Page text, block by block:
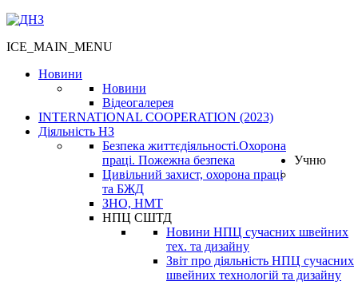
ICE_MAIN_MENU
Новини
Новини
Відеогалерея
INTERNATIONAL COOPERATION (2023)
Діяльність НЗ
Безпека життєдіяльності.Охорона
праці. Пожежна безпека
Цивільний захист, охорона праці
та БЖД
ЗНО, НМТ
НПЦ СШТД
Новини НПЦ сучасних швейних
тех. та дизайну
Звіт про діяльність НПЦ сучасних
швейних технологій та дизайну
Учню